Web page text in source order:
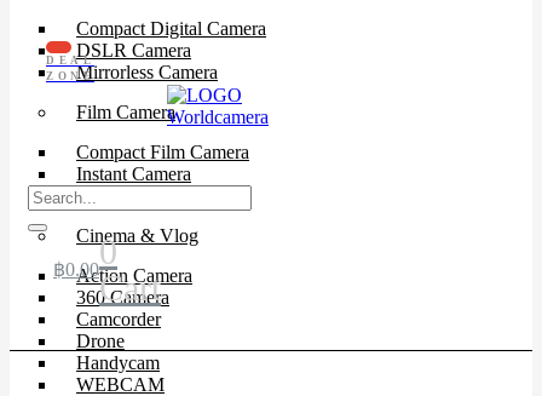
Compact Digital Camera
DSLR Camera
Mirrorless Camera
Film Camera
Compact Film Camera
Instant Camera
SLR Camera
Cinema & Vlog
Action Camera
360 Camera
Camcorder
Drone
Handycam
WEBCAM
DEAL
ZONE
฿0.000
Cart